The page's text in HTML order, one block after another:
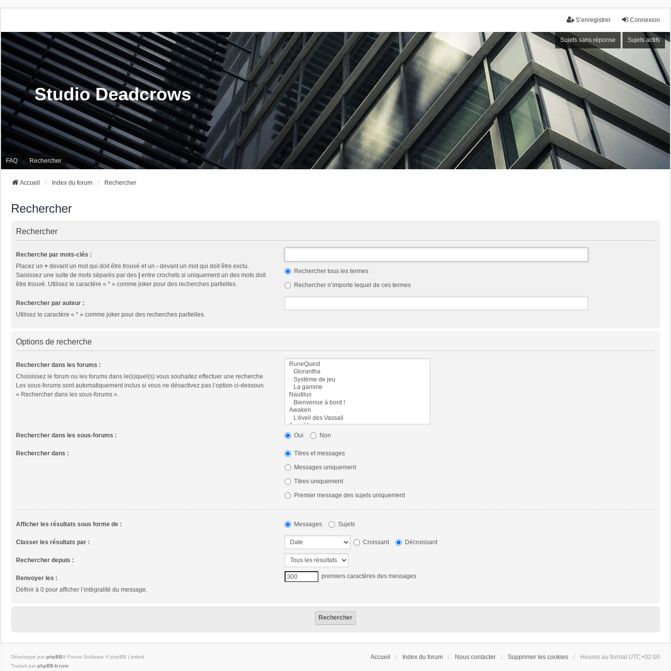
Connexion
S’enregistrer
Sujets sans réponse Sujets actifs
Studio Deadcrows
FAQ Rechercher
Accueil Index du forum Rechercher
Rechercher
Rechercher
Recherche par mots-clés :
Placez un + devant un mot qui doit être trouvé et un - devant un mot qui doit être exclu.
Saisissez une suite de mots séparés par des | entre crochets si uniquement un des mots doit
être trouvé. Utilisez le caractère « * » comme joker pour des recherches partielles.
Rechercher tous les termes
Rechercher n’importe lequel de ces termes
Rechercher par auteur :
Utilisez le caractère « * » comme joker pour des recherches partielles.
Options de recherche
Rechercher dans les forums :
Choisissez le forum ou les forums dans le(s)quel(s) vous souhaitez effectuer une recherche.
Les sous-forums sont automatiquement inclus si vous ne désactivez pas l’option ci-dessous
« Rechercher dans les sous-forums ».
Rechercher dans les sous-forums : Oui Non
Rechercher dans :
Titres et messages
Messages uniquement
Titres uniquement
Premier message des sujets uniquement
Afficher les résultats sous forme de : Messages Sujets
Classer les résultats par : Croissant Décroissant
Rechercher depuis :
Renvoyer les :
Définir à 0 pour afficher l’intégralité du message.
premiers caractères des messages
Accueil Index du forum Nous contacter Supprimer les cookies Heures au format UTC+02:00
Développé par phpBB® Forum Software © phpBB Limited
Traduit par phpBB-fr.com